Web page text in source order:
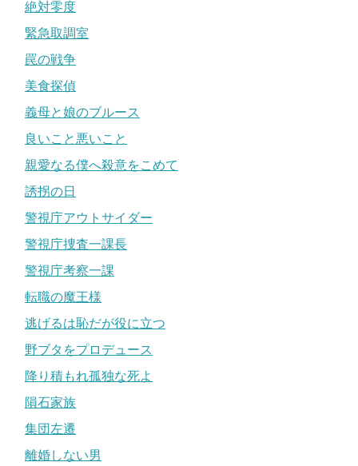
絶対零度
緊急取調室
罠の戦争
美食探偵
義母と娘のブルース
良いこと悪いこと
親愛なる僕へ殺意をこめて
誘拐の日
警視庁アウトサイダー
警視庁捜査一課長
警視庁考察一課
転職の魔王様
逃げるは恥だが役に立つ
野ブタをプロデュース
降り積もれ孤独な死よ
隕石家族
集団左遷
離婚しない男